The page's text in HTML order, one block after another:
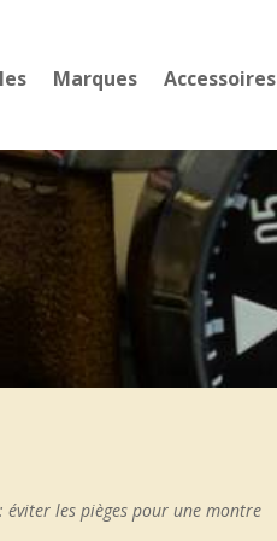
Marques Accessoires
éviter les pièges pour une montre